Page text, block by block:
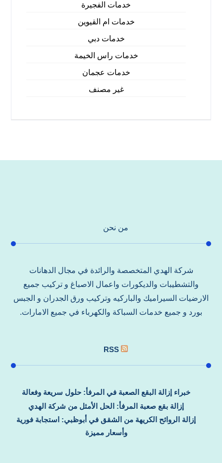
خدمات الفجيرة
خدمات ام القيوين
خدمات دبي
خدمات راس الخيمة
خدمات عجمان
غير مصنف
من نحن
شركة الهدي المتخصصة والرائدة في مجال الدهانات
والتشطيبات والديكورات واعمال الاصباغ و تركيب جميع
الارضيات السيراميك والباركيه وتركيب ورق الجدران و الجبس
بورد و جميع خدمات السباكة والكهرباء في جميع الامارات.
RSS
خبراء إزالة البقع الصعبة في المرفأ: حلول سريعة وفعالة
إزالة بقع صعبة المرفأ: الحل الأمثل من شركة الهدي
إزالة الروائح الكريهة من الشقق في أبوظبي: استجابة فورية
وأسعار مميزة